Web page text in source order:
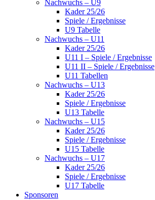
Nachwuchs – U9
Kader 25/26
Spiele / Ergebnisse
U9 Tabelle
Nachwuchs – U11
Kader 25/26
U11 I – Spiele / Ergebnisse
U11 II – Spiele / Ergebnisse
U11 Tabellen
Nachwuchs – U13
Kader 25/26
Spiele / Ergebnisse
U13 Tabelle
Nachwuchs – U15
Kader 25/26
Spiele / Ergebnisse
U15 Tabelle
Nachwuchs – U17
Kader 25/26
Spiele / Ergebnisse
U17 Tabelle
Sponsoren